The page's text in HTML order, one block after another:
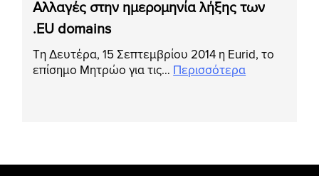
Αλλαγές στην ημερομηνία λήξης των
.EU domains
Tη Δευτέρα, 15 Σεπτεμβρίου 2014 η Eurid, το
επίσημο Μητρώο για τις… Περισσότερα